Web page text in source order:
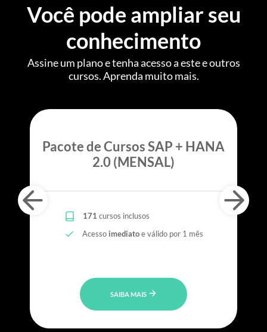
Você pode ampliar seu
conhecimento
Assine um plano e tenha acesso a este e outros
cursos. Aprenda muito mais.
Pacote de Cursos SAP + HANA
2.0 (MENSAL)
171 cursos inclusos
Acesso imediatoe válido por 1 mês
SAIBA MAIS